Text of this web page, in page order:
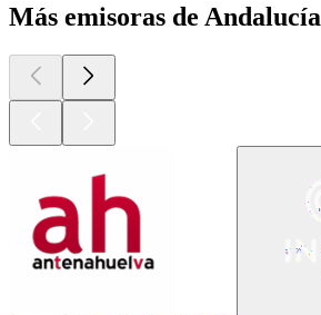
Más emisoras de Andalucía